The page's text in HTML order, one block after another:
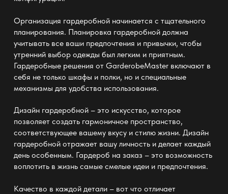
Организация гардеробной начинается с тщательного
планирования. Планировка гардеробной должна
учитывать все ваши предпочтения и привычки, чтобы
утренний выбор одежды был легким и приятным.
Гардеробные решения от GarderobeMasterвключают в
себя не только шкафы и полки, но и специальные
механизмы для удобства использования.
Дизайн гардеробной – это искусство, которое
позволяет создать гармоничное пространство,
соответствующее вашему вкусу и стилю жизни. Дизайн
гардеробнойотражает вашу личность и делает каждый
день особенным. Гардероб на заказ – это возможность
воплотить в жизнь самые смелые идеи и предпочтения.
Качество в каждой детали – вот что отличает